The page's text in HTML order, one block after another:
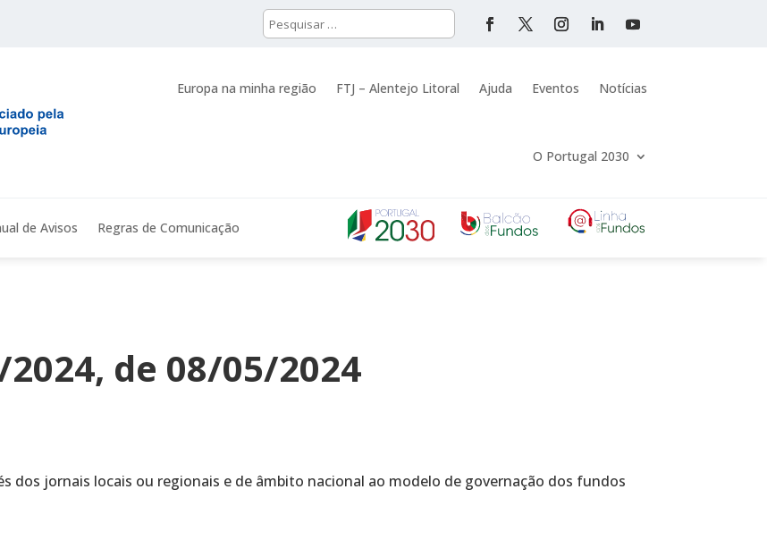
Europa na minha região FTJ – Alentejo Litoral Ajuda Eventos Notícias
O Portugal 2030
de Avisos Regras de Comunicação
de 08/05/2024
dos jornais locais ou regionais e de âmbito nacional ao modelo de governação dos fundos